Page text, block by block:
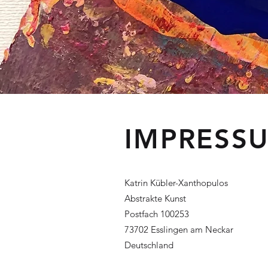
Katrin Kübler-Xanthopulos
Abstrakte Kunst
Postfach 100253
73702 Esslingen am Neckar
Deutschland